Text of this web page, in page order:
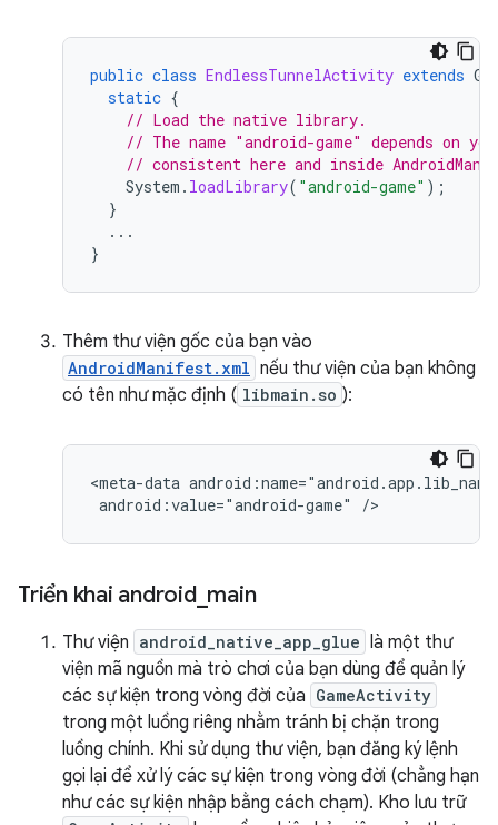
public class EndlessTunnelActivity extends
static {
// Load the native library.
// The name "android-game" depends on
// consistent here and inside
System . loadLibrary( "android-game" );
}
...
}
Thêm thư viện gốc của bạn vào
AndroidManifest.xml nếu thư viện của bạn không
có tên như mặc định ( libmain.so ):
<meta-data
Triển khai android_ main
Thư viện android_native_app_glue là một thư
viện mã nguồn mà trò chơi của bạn dùng để quản lý
các sự kiện trong vòng đời của GameActivity
trong một luồng riêng nhằm tránh bị chặn trong
luồng chính. Khi sử dụng thư viện, bạn đăng ký lệnh
gọi lại để xử lý các sự kiện trong vòng đời (chẳng hạn
như các sự kiện nhập bằng cách chạm). Kho lưu trữ